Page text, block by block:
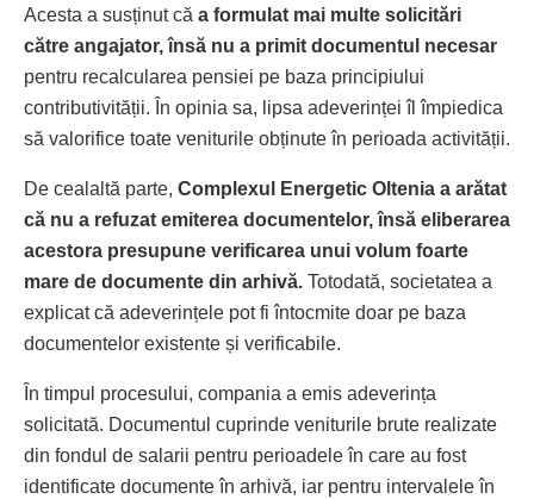
Acesta a susținut că a formulat mai multe solicitări
către angajator, însă nu a primit documentul necesar
pentru recalcularea pensiei pe baza principiului
contributivității. În opinia sa, lipsa adeverinței îl împiedica
să valorifice toate veniturile obținute în perioada activității.
De cealaltă parte, Complexul Energetic Oltenia a arătat
că nu a refuzat emiterea documentelor, însă eliberarea
acestora presupune verificarea unui volum foarte
mare de documente din arhivă. Totodată, societatea a
explicat că adeverințele pot fi întocmite doar pe baza
documentelor existente și verificabile.
În timpul procesului, compania a emis adeverința
solicitată. Documentul cuprinde veniturile brute realizate
din fondul de salarii pentru perioadele în care au fost
identificate documente în arhivă, iar pentru intervalele în